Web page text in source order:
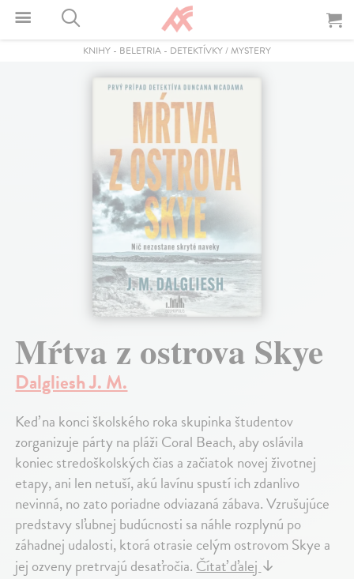
KNIHY - BELETRIA - DETEKTÍVKY / MYSTERY
Mŕtva z ostrova Skye
Dalgliesh J. M.
Keď na konci školského roka skupinka študentov
zorganizuje párty na pláži Coral Beach, aby oslávila
koniec stredoškolských čias a začiatok novej životnej
etapy, ani len netuší, akú lavínu spustí ich zdanlivo
nevinná, no zato poriadne odviazaná zábava. Vzrušujúce
predstavy sľubnej budúcnosti sa náhle rozplynú po
záhadnej udalosti, ktorá otrasie celým ostrovom Skye a
jej ozveny pretrvajú desaťročia.Čítať ďalej↓